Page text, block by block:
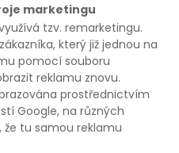
marketingu
tzv. remarketingu.
který již jednou na
pomocí souboru
reklamu znovu.
prostřednictvím
Google, na různých
tu samou reklamu